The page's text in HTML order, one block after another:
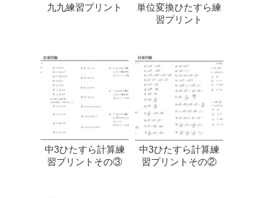
九九練習プリント
単位変換ひたすら練
習プリント
中3ひたすら計算練
習プリントその③
中3ひたすら計算練
習プリントその②